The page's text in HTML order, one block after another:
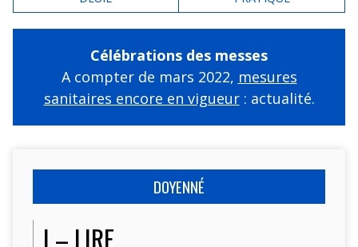
Célébrations des messes
A compter de mars 2022, mesures
sanitaires encore en vigueur: actualité.
DOYENNÉ
I – LIRE